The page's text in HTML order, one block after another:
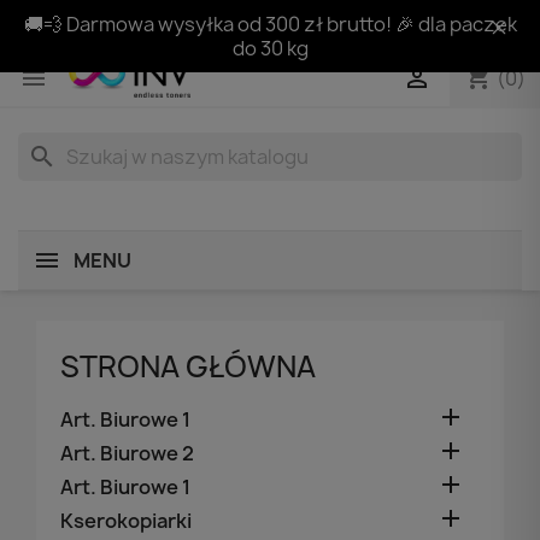
🚚💨 Darmowa wysyłka od 300 zł brutto! 🎉 dla paczek
do 30 kg
 shopping_cart(0)

search
MENU
STRONA GŁÓWNA
Art. Biurowe 1 
Art. Biurowe 2 
Art. Biurowe 1 
Kserokopiarki 